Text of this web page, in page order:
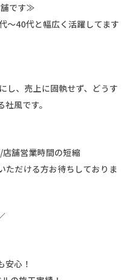
舗です≫
〜40代と幅広く活躍してます
し、売上に固執せず、どうす
風です。
舗営業時間の短縮
ただける方お待ちしておりま
安心！